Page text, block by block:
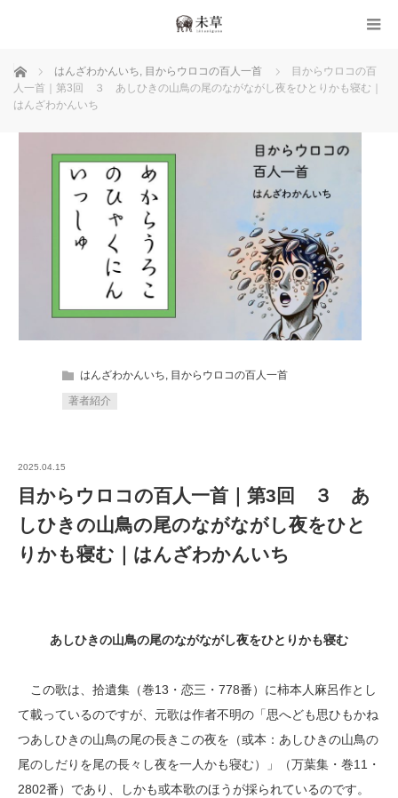
ホーム はんざわかんいち, 目からウロコの百人一首
目からウロコの百
人一首｜第3回 ３ あしひきの山鳥の尾のながながし夜をひとりかも寝む｜
はんざわかんいち
はんざわかんいち, 目からウロコの百人一首
著者紹介
2025.04.15
目からウロコの百人一首｜第3回 ３ あ
しひきの山鳥の尾のながながし夜をひと
りかも寝む｜はんざわかんいち
あしひきの山鳥の尾のながながし夜をひとりかも寝む
この歌は、拾遺集（巻13・恋三・778番）に柿本人麻呂作とし
て載っているのですが、元歌は作者不明の「思へども思ひもかね
つあしひきの山鳥の尾の長きこの夜を（或本：あしひきの山鳥の
尾のしだりを尾の長々し夜を一人かも寝む）」（万葉集・巻11・
2802番）であり、しかも或本歌のほうが採られているのです。